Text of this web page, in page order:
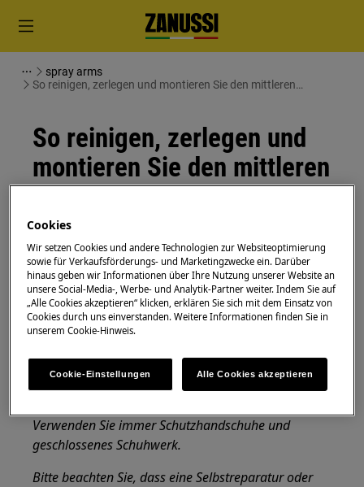
spray arms
So reinigen, zerlegen und montieren Sie den mittleren
So reinigen, zerlegen und
montieren Sie den mittleren
Sprüharm Ihres
Geschirrspülers
Lösung
Deaktivieren Sie vor Wartungsarbeiten das Gerät
und ziehen Sie den Netzstecker aus derSteckdose.
Seien Sie immer vorsichtig, wenn Sie Geräte
bewegen. Bei schweren Geräten müssen zwei
Personen sie bewegen.
Verwenden Sie immer Schutzhandschuhe und
geschlossenes Schuhwerk.
Bitte beachten Sie, dass eine Selbstreparatur oder
Cookies
Wir setzen Cookies und andere Technologien zur Websiteoptimierung
sowie für Verkaufsförderungs- und Marketingzwecke ein. Darüber
hinaus geben wir Informationen über Ihre Nutzung unserer Website an
unsere Social-Media-, Werbe- und Analytik-Partner weiter. Indem Sie auf
„Alle Cookies akzeptieren“ klicken, erklären Sie sich mit dem Einsatz von
Cookies durch uns einverstanden. Weitere Informationen finden Sie in
unserem Cookie-Hinweis.
Cookie-Einstellungen Alle Cookies akzeptieren